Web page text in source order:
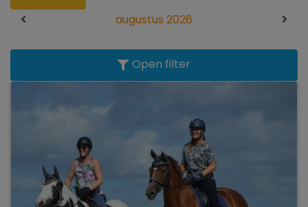
augustus 2026
Open filter